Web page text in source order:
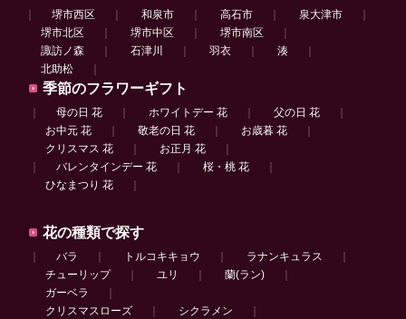
堺市西区 和泉市 高石市 泉大津市
堺市北区
堺市中区 堺市南区
諏訪ノ森
石津川 羽衣 湊
北助松
季節のフラワーギフト
母の日 花 ホワイトデー 花 父の日 花
お中元 花
敬老の日 花 お歳暮 花
クリスマス 花
お正月 花
バレンタインデー 花 桜・桃 花
ひなまつり 花
花の種類で探す
バラ トルコキキョウ ラナンキュラス
チューリップ
ユリ 蘭(ラン)
ガーベラ
クリスマスローズ
シクラメン